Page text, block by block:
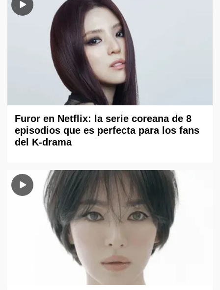
Furor en Netflix: la serie coreana de 8
episodios que es perfecta para los fans
del K-drama